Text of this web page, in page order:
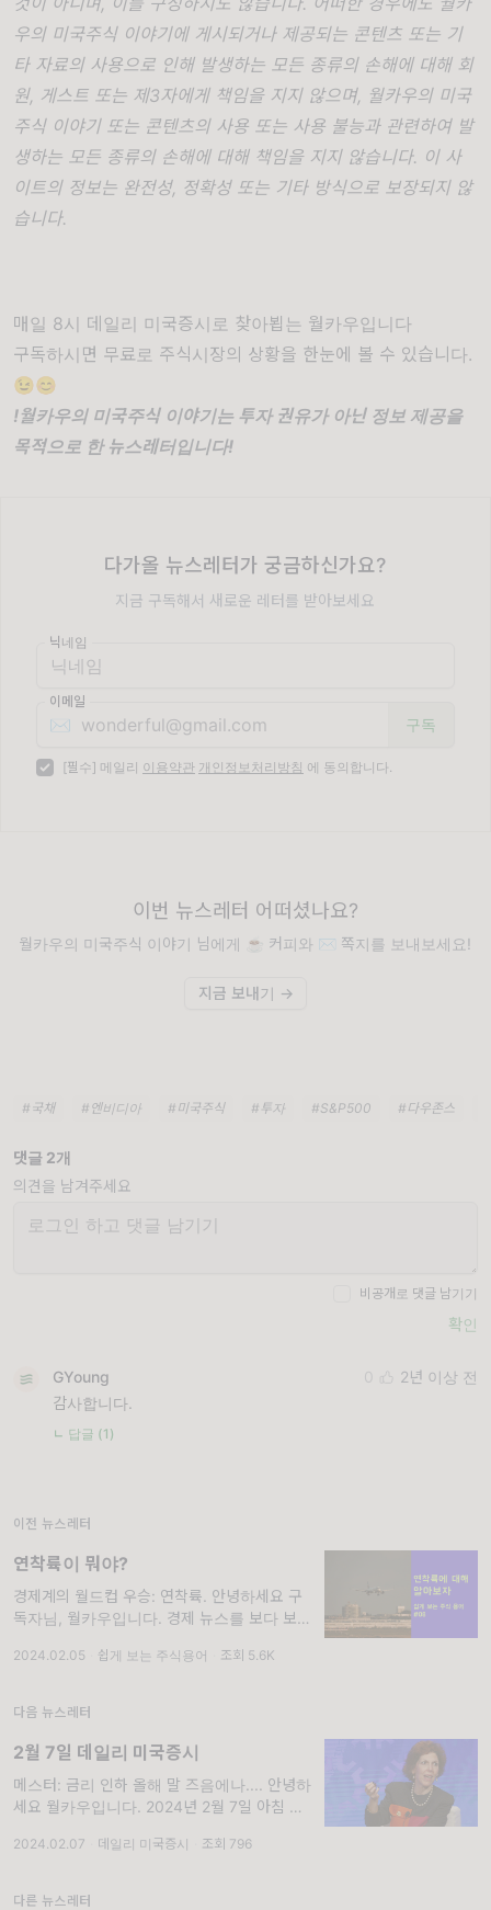
우의 미국주식 이야기에 게시되거나 제공되는 콘텐츠 또는 기
타 자료의 사용으로 인해 발생하는 모든 종류의 손해에 대해 회
원, 게스트 또는 제3자에게 책임을 지지 않으며, 월카우의 미국
주식 이야기 또는 콘텐츠의 사용 또는 사용 불능과 관련하여 발
생하는 모든 종류의 손해에 대해 책임을 지지 않습니다. 이 사
이트의 정보는 완전성, 정확성 또는 기타 방식으로 보장되지 않
습니다.
매일 8시 데일리 미국증시로 찾아뵙는 월카우입니다
구독하시면 무료로 주식시장의 상황을 한눈에 볼 수 있습니다.
😉😊
!월카우의 미국주식 이야기는 투자 권유가 아닌 정보 제공을
목적으로 한 뉴스레터입니다!
다가올 뉴스레터가 궁금하신가요?
지금 구독해서 새로운 레터를 받아보세요
닉네임
이메일
✉️
[필수] 메일리 이용약관 개인정보처리방침 에 동의합니다.
이번 뉴스레터 어떠셨나요?
월카우의 미국주식 이야기 님에게 ☕️ 커피와 ✉️ 쪽지를 보내보세요!
지금 보내기 →
#국채 #엔비디아 #미국주식 #투자 #S&P500 #다우존스
댓글 2개
의견을 남겨주세요
비공개로 댓글 남기기
확인
GYoung 0
2년 이상 전
감사합니다.
ㄴ 답글 (1)
이전 뉴스레터
연착륙이 뭐야?
경제계의 월드컵 우승: 연착륙. 안녕하세요 구
독자님, 월카우입니다. 경제 뉴스를 보다 보면
수 있다고 생각합니다. 저는 경제가 비행기도
2024.02.05 쉽게 보는 주식용어 조회 5.6K
다음 뉴스레터
2월 7일 데일리 미국증시
메스터: 금리 인하 올해 말 즈음에나.... 안녕하
세요 월카우입니다. 2024년 2월 7일 아침 미
S&P 500 +11.42(0.23%)
2024.02.07 데일리 미국증시 조회 796
다른 뉴스레터